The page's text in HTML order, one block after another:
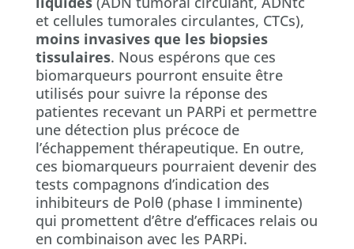
et cellules tumorales circulantes, CTCs),
moins invasives que les biopsies
tissulaires. Nous espérons que ces
biomarqueurs pourront ensuite être
utilisés pour suivre la réponse des
patientes recevant un PARPi et permettre
une détection plus précoce de
l’échappement thérapeutique. En outre,
ces biomarqueurs pourraient devenir des
tests compagnons d’indication des
inhibiteurs de Polθ (phase I imminente)
qui promettent d’être d’efficaces relais ou
en combinaison avec les PARPi.